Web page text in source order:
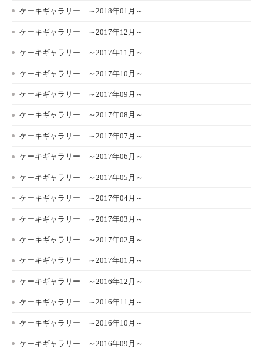
ケーキギャラリー ～2018年01月～
ケーキギャラリー ～2017年12月～
ケーキギャラリー ～2017年11月～
ケーキギャラリー ～2017年10月～
ケーキギャラリー ～2017年09月～
ケーキギャラリー ～2017年08月～
ケーキギャラリー ～2017年07月～
ケーキギャラリー ～2017年06月～
ケーキギャラリー ～2017年05月～
ケーキギャラリー ～2017年04月～
ケーキギャラリー ～2017年03月～
ケーキギャラリー ～2017年02月～
ケーキギャラリー ～2017年01月～
ケーキギャラリー ～2016年12月～
ケーキギャラリー ～2016年11月～
ケーキギャラリー ～2016年10月～
ケーキギャラリー ～2016年09月～